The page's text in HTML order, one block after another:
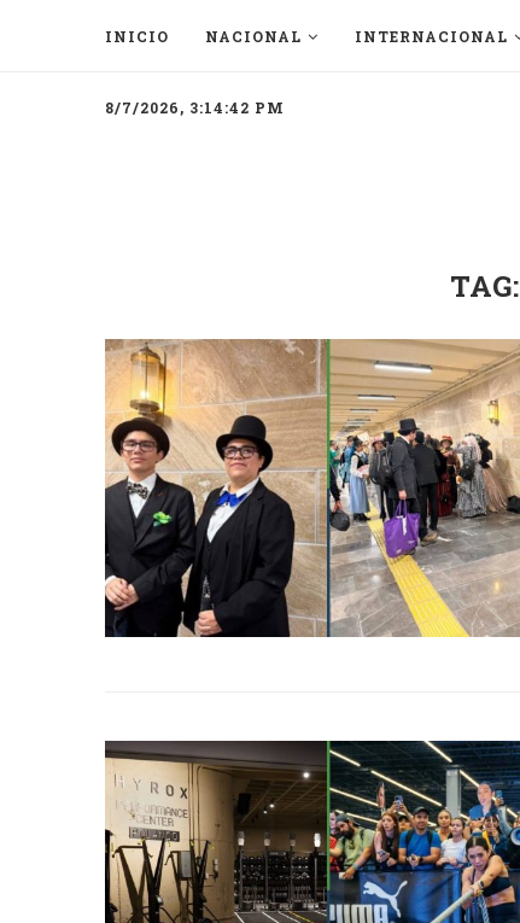
INICIO NACIONAL INTERNACIONAL
8/7/2026, 3:14:42 PM
TAG: